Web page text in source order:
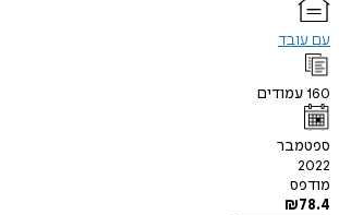
עם עובד
160עמודים
ספטמבר
2022
מודפס
₪78.4